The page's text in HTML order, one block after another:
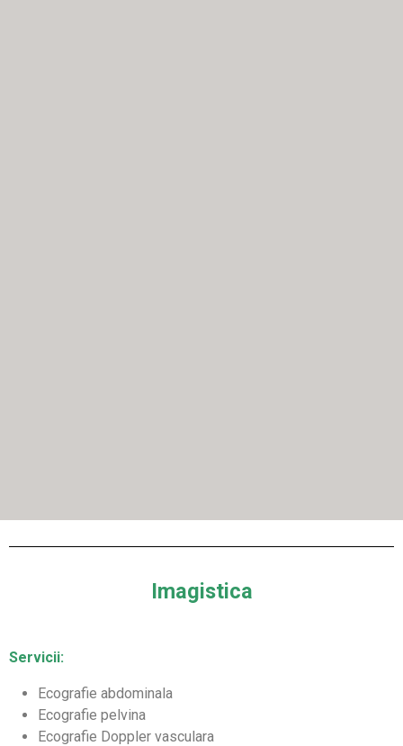
Imagistica
Servicii:
Ecografie abdominala
Ecografie pelvina
Ecografie Doppler vasculara